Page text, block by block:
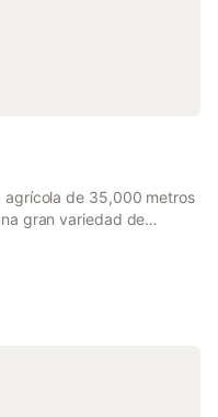
agrícola de 35,000 metros
gran variedad de
con tanta naturaleza
restaurado y abierto al
viviendas vacacionales,
personas. Cuenta con
y un sofá cama para
Jacaranda se